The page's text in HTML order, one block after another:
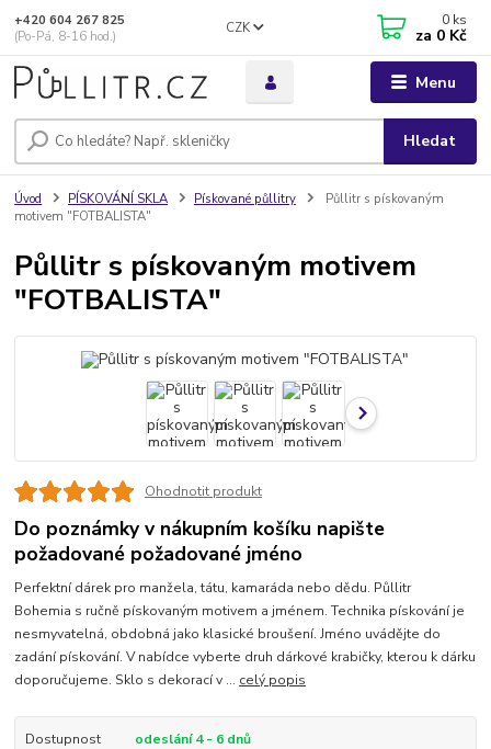
Menu
CZK
Hledat
+420 604 267 825
(Po-Pá, 8-16 hod.)
0 ks
za 0 Kč
Úvod PÍSKOVÁNÍ SKLA Pískované půllitry
Půllitr s pískovaným
motivem "FOTBALISTA"
Půllitr s pískovaným motivem
"FOTBALISTA"
Ohodnotit produkt
Do poznámky v nákupním košíku napište
požadované požadované jméno
Perfektní dárek pro manžela, tátu, kamaráda nebo dědu. Půllitr
Bohemia s ručně pískovaným motivem a jménem. Technika pískování je
nesmyvatelná, obdobná jako klasické broušení. Jméno uvádějte do
zadání pískování. V nabídce vyberte druh dárkové krabičky, kterou k dárku
doporučujeme. Sklo s dekorací v ... celý popis
Dostupnost
odeslání 4 - 6 dnů